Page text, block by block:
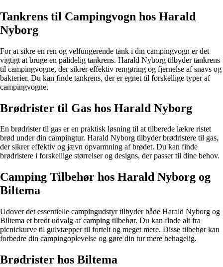
Tankrens til Campingvogn hos Harald
Nyborg
For at sikre en ren og velfungerende tank i din campingvogn er det
vigtigt at bruge en pålidelig tankrens. Harald Nyborg tilbyder tankrens
til campingvogne, der sikrer effektiv rengøring og fjernelse af snavs og
bakterier. Du kan finde tankrens, der er egnet til forskellige typer af
campingvogne.
Brødrister til Gas hos Harald Nyborg
En brødrister til gas er en praktisk løsning til at tilberede lækre ristet
brød under din campingtur. Harald Nyborg tilbyder brødristere til gas,
der sikrer effektiv og jævn opvarmning af brødet. Du kan finde
brødristere i forskellige størrelser og designs, der passer til dine behov.
Camping Tilbehør hos Harald Nyborg og
Biltema
Udover det essentielle campingudstyr tilbyder både Harald Nyborg og
Biltema et bredt udvalg af camping tilbehør. Du kan finde alt fra
picnickurve til gulvtæpper til fortelt og meget mere. Disse tilbehør kan
forbedre din campingoplevelse og gøre din tur mere behagelig.
Brødrister hos Biltema